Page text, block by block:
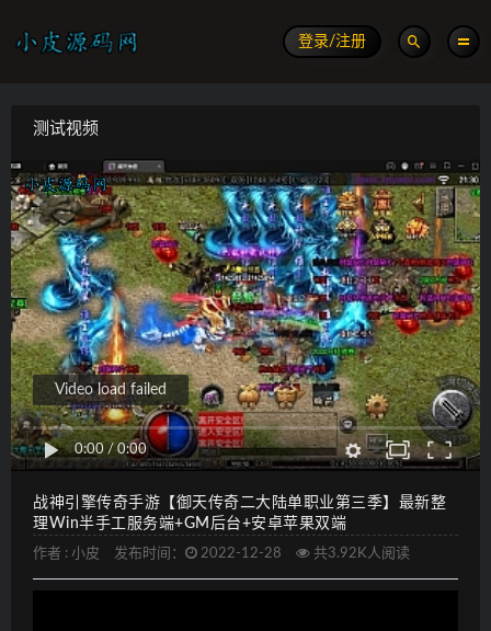
登录/注册
测试视频
0:00 / 0:00
Video load failed
战神引擎传奇手游【御天传奇二大陆单职业第三季】最新整
理Win半手工服务端+GM后台+安卓苹果双端
作者 : 小皮 发布时间： 2022-12-28 共3.92K人阅读